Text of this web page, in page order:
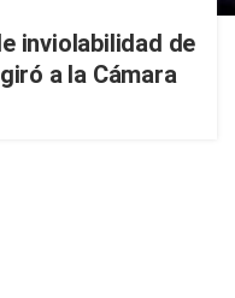
inviolabilidad de
a la Cámara